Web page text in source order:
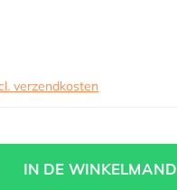
verzendkosten
IN DE WINKELMAND